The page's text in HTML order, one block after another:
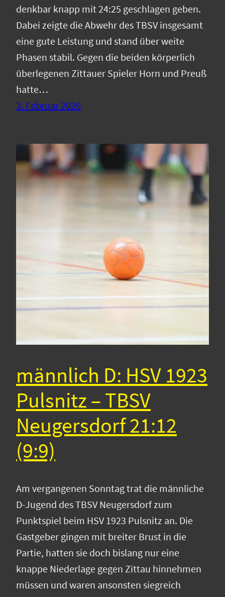
denkbar knapp mit 24:25 geschlagen geben.
Dabei zeigte die Abwehr des TBSV insgesamt
eine gute Leistung und stand über weite
Phasen stabil. Gegen die beiden körperlich
überlegenen Zittauer Spieler Horn und Preuß
hatte…
3. Februar 2026
männlich D: HSV 1923
Pulsnitz – TBSV
Neugersdorf 21:12
(9:9)
Am vergangenen Sonntag trat die männliche
D-Jugend des TBSV Neugersdorf zum
Punktspiel beim HSV 1923 Pulsnitz an. Die
Gastgeber gingen mit breiter Brust in die
Partie, hatten sie doch bislang nur eine
knappe Niederlage gegen Zittau hinnehmen
müssen und waren ansonsten siegreich